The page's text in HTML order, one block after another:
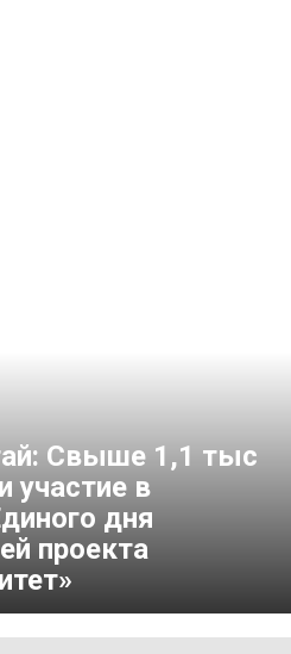
Свыше 1,1 тыс
участие в
дня
проекта